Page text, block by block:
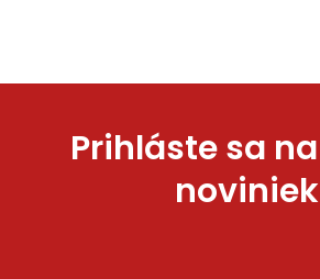
Prihláste sa
noviniek